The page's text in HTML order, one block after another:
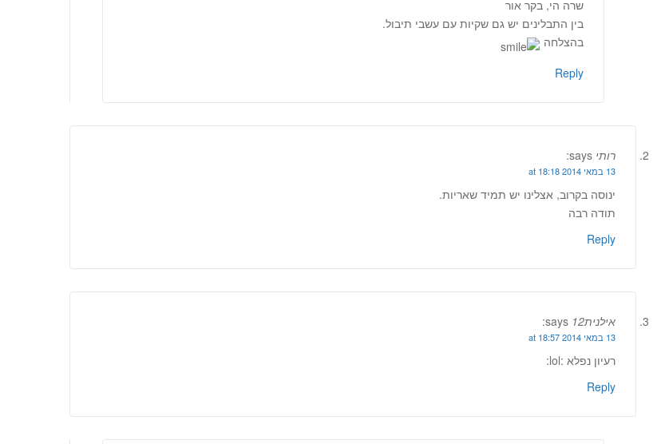
שרה הי, בקר אור
בין התבלינים יש גם שקיות עם עשבי תיבול.
בהצלחה
Reply
רותי says:
13 במאי 2014 at 18:18
ינוסה בקרוב, אצלינו יש תמיד שאריות.
תודה רבה
Reply
אילנית12 says:
13 במאי 2014 at 18:57
רעיון נפלא :lol:
Reply